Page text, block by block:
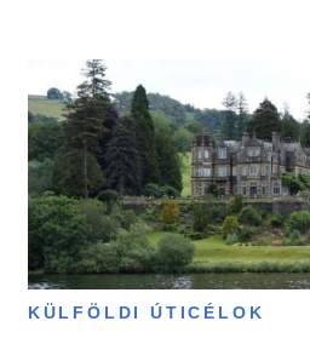
KÜLFÖLDI ÚTICÉLOK